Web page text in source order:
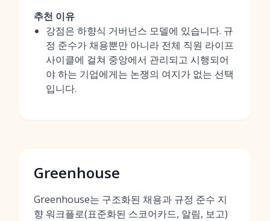
추천 이유
강점은 하향식 거버넌스 모델에 있습니다. 규
정 준수가 채용뿐만 아니라 전체 직원 라이프
사이클에 걸쳐 중앙에서 관리되고 시행되어
야 하는 기업에게는 논쟁의 여지가 없는 선택
입니다.
Greenhouse
Greenhouse는 구조화된 채용과 규정 준수 지
향 워크플로(표준화된 스코어카드, 알림, 보고)